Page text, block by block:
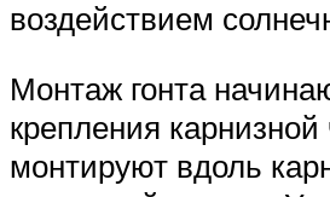
воздействием
Монтаж гонта
крепления
монтируют вдоль